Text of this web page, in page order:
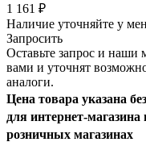
1 161 ₽
Наличие уточняйте у
Запросить
Оставьте запрос и наши
вами и уточнят
аналоги.
Цена товара указана
для интернет-
розничных магазинах